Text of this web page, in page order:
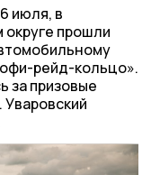
июля, в
прошли
рейд-кольцо».
за призовые